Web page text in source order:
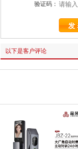
验证码：
以下是客户评论